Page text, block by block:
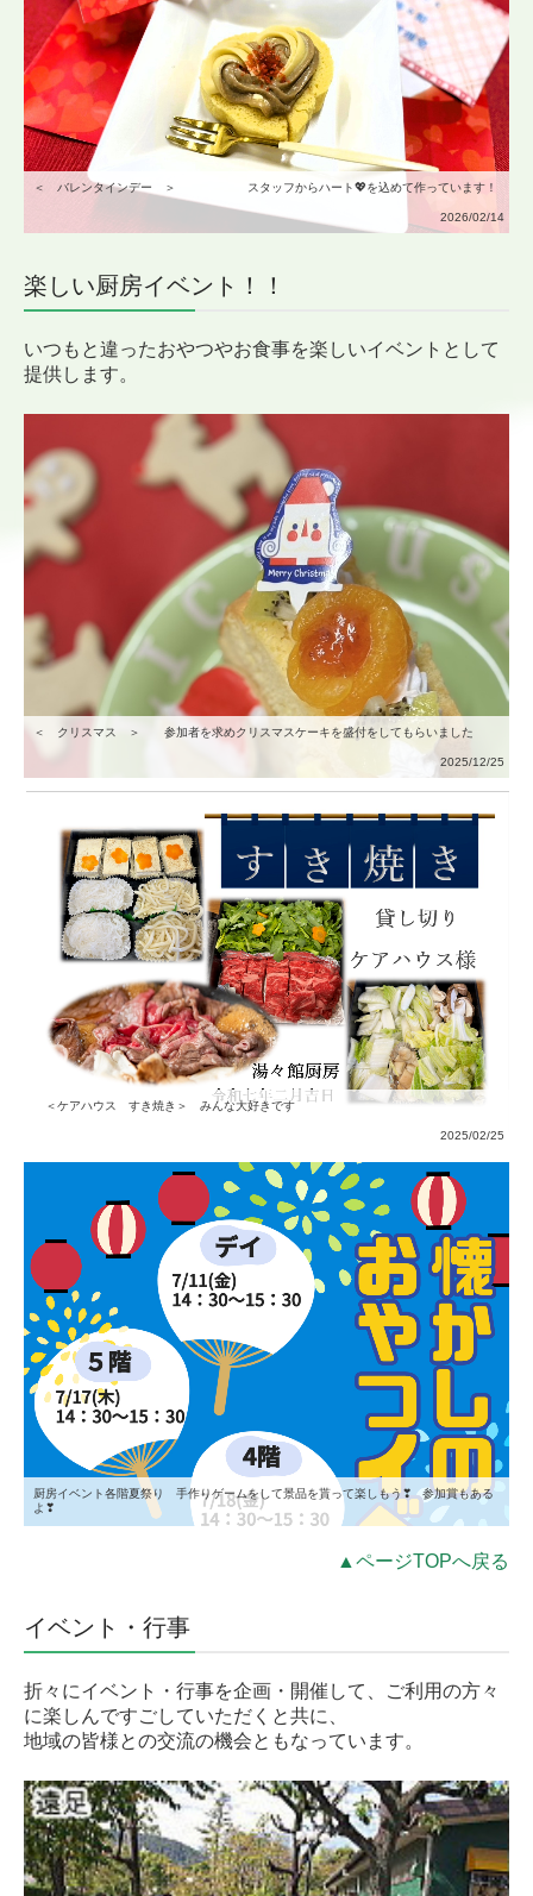
＜ バレンタインデー ＞ スタッフからハート💖を込めて作っています！
2026/02/14
楽しい厨房イベント！！
いつもと違ったおやつやお食事を楽しいイベントとして
提供します。
＜ クリスマス ＞ 参加者を求めクリスマスケーキを盛付をしてもらいました
2025/12/25
＜ケアハウス すき焼き＞ みんな大好きです
2025/02/25
厨房イベント各階夏祭り 手作りゲームをして景品を貰って楽しもう❣ 参加賞もある
よ❣
▲ページTOPへ戻る
イベント・行事
折々にイベント・行事を企画・開催して、ご利用の方々
に楽しんですごしていただくと共に、
地域の皆様との交流の機会ともなっています。